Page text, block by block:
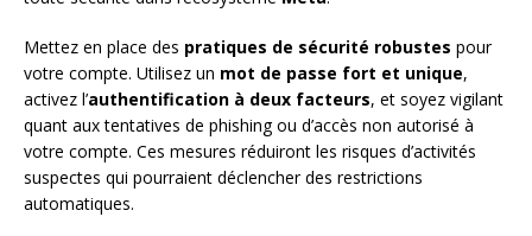
Mettez en place des pratiques de sécurité robustes pour
votre compte. Utilisez un mot de passe fort et unique,
activez l’authentification à deux facteurs, et soyez vigilant
quant aux tentatives de phishing ou d’accès non autorisé à
votre compte. Ces mesures réduiront les risques d’activités
suspectes qui pourraient déclencher des restrictions
automatiques.